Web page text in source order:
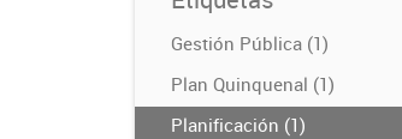
Gestión Pública (1)
Plan Quinquenal (1)
Planificación (1)